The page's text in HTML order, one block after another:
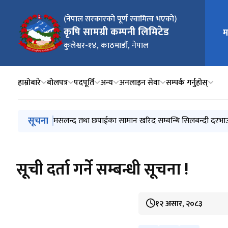
(नेपाल सरकारको पूर्ण स्वामित्व भएको)
कृषि सामग्री कम्पनी लिमिटेड
कुलेश्वर-१४, काठमाडौं, नेपाल
मुख्य
हाम्रोबारे बोलपत्र पदपूर्ति अन्य अनलाइन सेवा सम्पर्क गर्नुहोस्
मुख्य नेभिगेसनमा जानुहोस्
सूचना परामर्श सेवा सम्बन्धि आशयको सूचना !
विज्ञापनका सम्बन्धमा केही समस्या परेमा सम्पर्क गर्ने बारे ।
मसलन्द तथा छपाईका सामान खरिद सम्बन्धि सिलबन्दी
सूचना नं. KSCL/F/ICB-3/083/084 अन्तर्गत २,००० के.जी.
कार्यक्षमता मूल्याकंनद्वारा हुने बढुवा फाराम
सूची दर्ता गर्ने सम्बन्धी सूचना !
१२ असार, २०८३